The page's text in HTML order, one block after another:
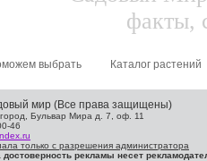
факты,
выбрать Каталог растений
мир (Все права защищены)
Бульвар Мира д. 7, оф. 11
46
только с разрешения администратора
достоверность рекламы несет